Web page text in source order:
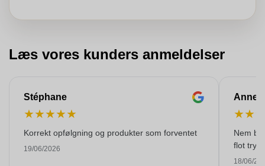
Læs vores kunders anmeldelser
Stéphane
★★★★★
Korrekt opfølgning og produkter som forventet
19/06/2026
Anne-
★★
Nem
flot tryk!
18/06/